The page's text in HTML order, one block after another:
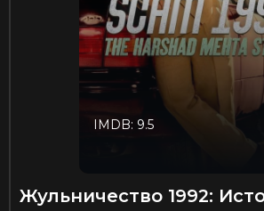
IMDB: 9.5
Жульничество 1992: